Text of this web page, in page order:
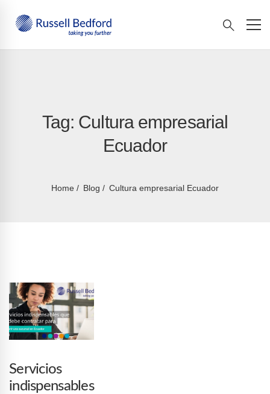
Tag: Cultura empresarial
Ecuador
Home Blog Cultura empresarial Ecuador
Servicios
indispensables